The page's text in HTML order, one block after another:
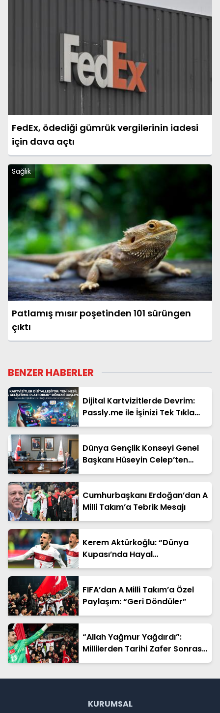
FedEx, ödediği gümrük vergilerinin iadesi
için dava açtı
Sağlık
Patlamış mısır poşetinden 101 sürüngen
çıktı
BENZER HABERLER
Dijital Kartvizitlerde Devrim:
Passly.me ile İşinizi Tek Tıkla
Büyütün
Dünya Gençlik Konseyi Genel
Başkanı Hüseyin Celep’ten
Bakan Yardımcısı Ahmet
Cumhurbaşkanı Erdoğan’dan A
Milli Takım’a Tebrik Mesajı
Kerem Aktürkoğlu: “Dünya
Kupası’nda Hayal
Kurduracağız”
FIFA’dan A Milli Takım’a Özel
Paylaşım: “Geri Döndüler”
“Allah Yağmur Yağdırdı”:
Millilerden Tarihi Zafer Sonrası
Duygusal Sözler
KURUMSAL